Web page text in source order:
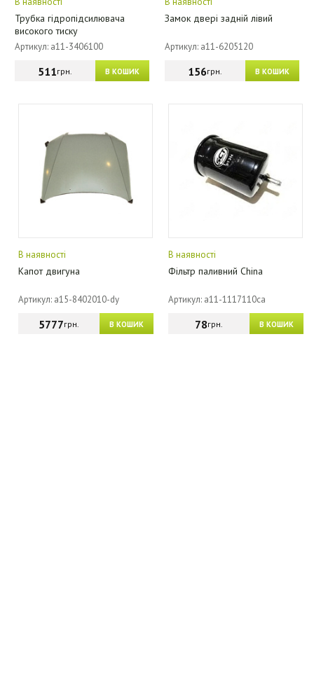
Трубка гідропідсилювача
високого тиску
Артикул: a11-3406100
В КОШИК
511грн.
Замок двері задній лівий
Артикул: a11-6205120
В КОШИК
156грн.
В наявності
Капот двигуна
Артикул: a15-8402010-dy
В КОШИК
5777грн.
В наявності
Фільтр паливний China
Артикул: a11-1117110ca
В КОШИК
78грн.